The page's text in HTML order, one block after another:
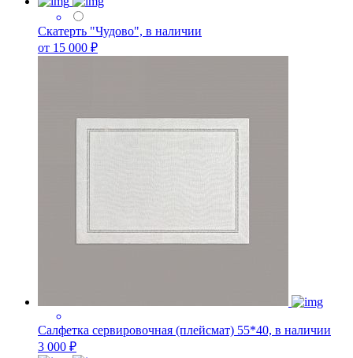
Скатерть "Чудово", в наличии
от 15 000 ₽
Салфетка сервировочная (плейсмат) 55*40, в наличии
3 000 ₽